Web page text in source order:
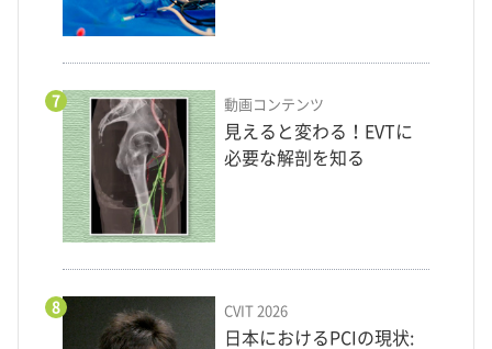
7 動画コンテンツ
見えると変わる！EVTに
必要な解剖を知る
8 CVIT 2026
日本におけるPCIの現状: